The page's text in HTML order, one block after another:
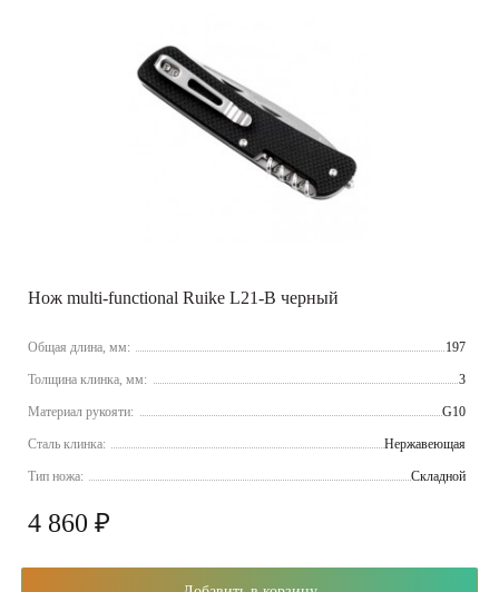
Нож multi-functional Ruike L21-B черный
Общая длина, мм: 197
Толщина клинка, мм: 3
Материал рукояти: G10
Сталь клинка: Нержавеющая
Тип ножа: Складной
4 860 ₽